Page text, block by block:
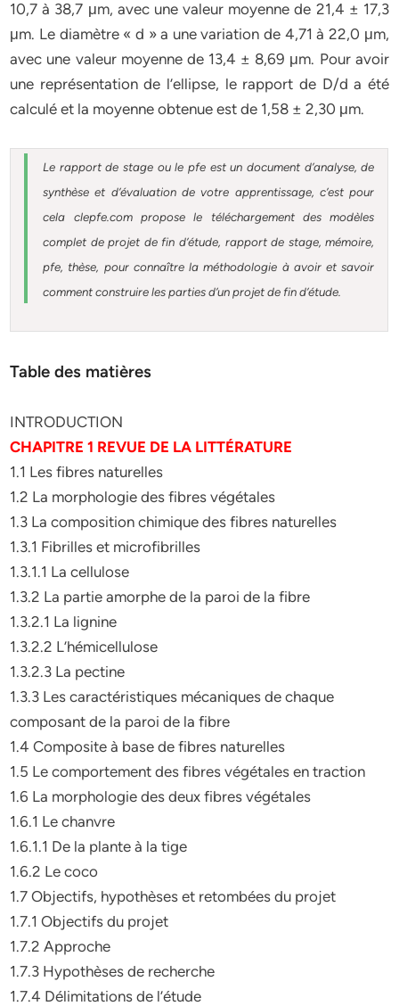
10,7 à 38,7 μm, avec une valeur moyenne de 21,4 ± 17,3
μm. Le diamètre « d » a une variation de 4,71 à 22,0 μm,
avec une valeur moyenne de 13,4 ± 8,69 μm. Pour avoir
une représentation de l’ellipse, le rapport de D/d a été
calculé et la moyenne obtenue est de 1,58 ± 2,30 μm.
Le rapport de stage ou le pfe est un document d’analyse, de
synthèse et d’évaluation de votre apprentissage, c’est pour
cela clepfe.com propose le téléchargement des modèles
complet de projet de fin d’étude, rapport de stage, mémoire,
pfe, thèse, pour connaître la méthodologie à avoir et savoir
comment construire les parties d’un projet de fin d’étude.
Table des matières
INTRODUCTION
CHAPITRE 1 REVUE DE LA LITTÉRATURE
1.1 Les fibres naturelles
1.2 La morphologie des fibres végétales
1.3 La composition chimique des fibres naturelles
1.3.1 Fibrilles et microfibrilles
1.3.1.1 La cellulose
1.3.2 La partie amorphe de la paroi de la fibre
1.3.2.1 La lignine
1.3.2.2 L’hémicellulose
1.3.2.3 La pectine
1.3.3 Les caractéristiques mécaniques de chaque
composant de la paroi de la fibre
1.4 Composite à base de fibres naturelles
1.5 Le comportement des fibres végétales en traction
1.6 La morphologie des deux fibres végétales
1.6.1 Le chanvre
1.6.1.1 De la plante à la tige
1.6.2 Le coco
1.7 Objectifs, hypothèses et retombées du projet
1.7.1 Objectifs du projet
1.7.2 Approche
1.7.3 Hypothèses de recherche
1.7.4 Délimitations de l’étude